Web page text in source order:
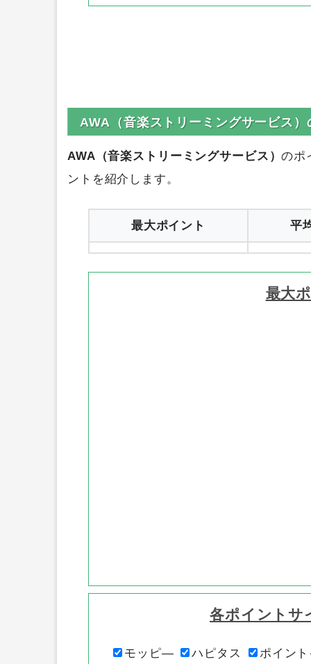
AWA（音楽ストリーミングサービス
AWA（音楽ストリーミングサービス）のポ
ントを紹介します。
最大ポイント 平
最大
各ポイントサ
モッピ― ハピタス ポイン